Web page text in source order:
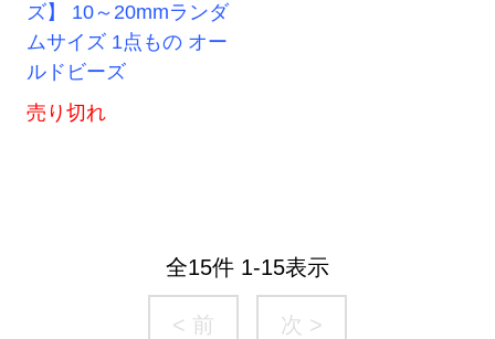
ズ】 10～20mmランダ
ムサイズ 1点もの オー
ルドビーズ
売り切れ
全15件 1-15表示
< 前 次 >